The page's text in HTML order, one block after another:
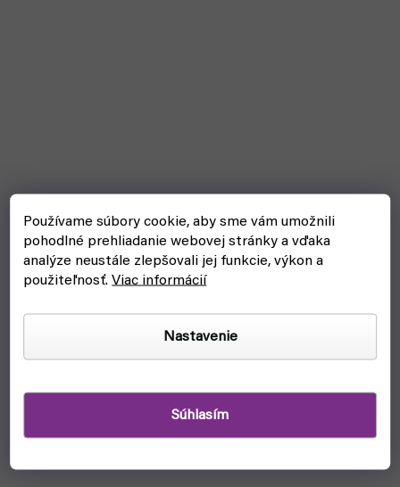
Používame súbory cookie, aby sme vám umožnili
pohodlné prehliadanie webovej stránky a vďaka
analýze neustále zlepšovali jej funkcie, výkon a
použiteľnosť.Viac informácií
Nastavenie
Súhlasím
skladom, ihneď na odoslanie
Kvalitný štetec je tvojím hlavným nástrojom na farbenie
figúrok . Typ: Layer Veľ.: M